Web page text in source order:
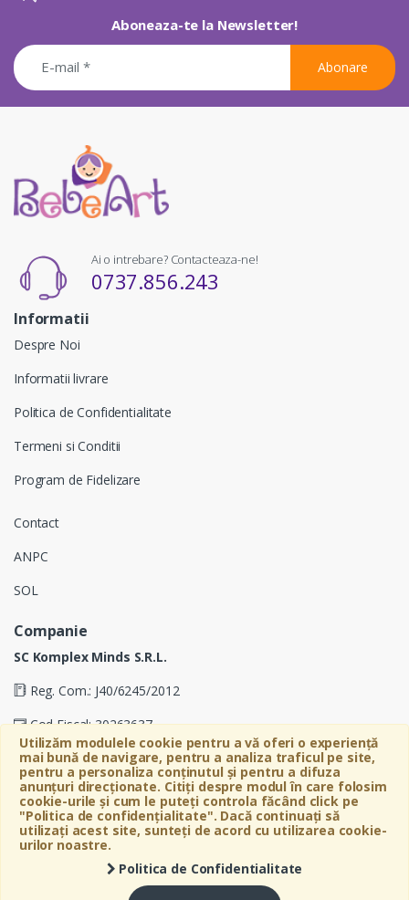
Utilizăm modulele cookie pentru a vă oferi o experiență
mai bună de navigare, pentru a analiza traficul pe site,
pentru a personaliza conținutul și pentru a difuza
anunțuri direcționate. Citiți despre modul în care folosim
cookie-urile și cum le puteți controla făcând click pe
"Politica de confidențialitate". Dacă continuați să
utilizați acest site, sunteți de acord cu utilizarea cookie-
urilor noastre.
Politica de Confidentialitate
Aboneaza-te la Newsletter!
Abonare
Ai o intrebare? Contacteaza-ne!
0737.856.243
Informatii
Despre Noi
Informatii livrare
Politica de Confidentialitate
Termeni si Conditii
Program de Fidelizare
Contact
ANPC
SOL
Companie
SC Komplex Minds S.R.L.
Reg. Com.: J40/6245/2012
Cod Fiscal: 30263637
Soseaua Virtutii 19D, Etaj 4, Biroul A, Sector 6, Bucuresti
- All Rights Reserved